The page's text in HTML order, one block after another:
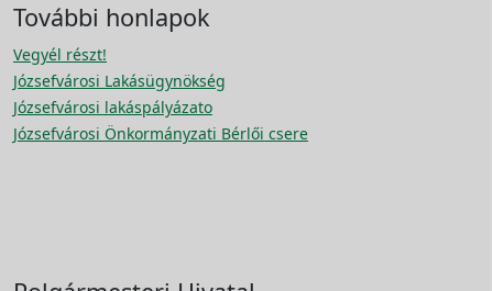
További honlapok
Vegyél részt!
Józsefvárosi Lakásügynökség
Józsefvárosi lakáspályázato
Józsefvárosi Önkormányzati Bérlői csere